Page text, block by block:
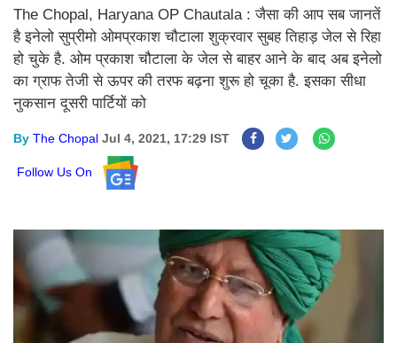
The Chopal, Haryana OP Chautala : जैसा की आप सब जानतें
है इनेलो सुप्रीमो ओमप्रकाश चौटाला शुक्रवार सुबह तिहाड़ जेल से रिहा
हो चुके है. ओम प्रकाश चौटाला के जेल से बाहर आने के बाद अब इनेलो
का ग्राफ तेजी से ऊपर की तरफ बढ़ना शुरू हो चूका है. इसका सीधा
नुकसान दूसरी पार्टियों को
By The Chopal Jul 4, 2021, 17:29 IST
Follow Us On